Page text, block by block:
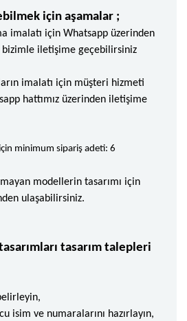
için aşamalar ;
imalatı için Whatsapp üzerinden
iletişime geçebilirsiniz
imalatı için müşteri hizmeti
hattımız üzerinden iletişime
minimum sipariş adeti: 6
modellerin tasarımı için
ulaşabilirsiniz.
tasarım talepleri
isim ve numaralarını hazırlayın,